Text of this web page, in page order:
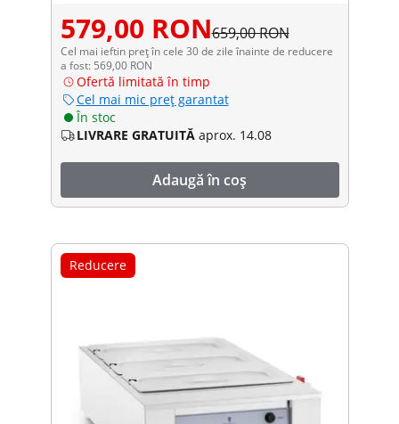
579,00 RON659,00 RON
Cel mai ieftin preț în cele 30 de zile înainte de reducere
a fost: 569,00 RON
Ofertă limitată în timp
Cel mai mic preț garantat
În stoc
LIVRARE GRATUITĂ aprox. 14.08
Adaugă în coș
Reducere